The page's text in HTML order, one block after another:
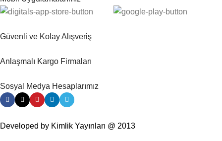
Güvenli ve Kolay Alışveriş
Anlaşmalı Kargo Firmaları
Sosyal Medya Hesaplarımız
Developed by Kimlik Yayınları @ 2013